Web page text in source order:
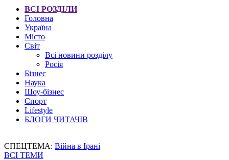
ВСІ РОЗДІЛИ
Головна
Україна
Місто
Світ
Всі новини розділу
Росія
Бізнес
Наука
Шоу-бізнес
Спорт
Lifestyle
БЛОГИ ЧИТАЧІВ
СПЕЦТЕМА: Війна в Ірані
ВСІ ТЕМИ